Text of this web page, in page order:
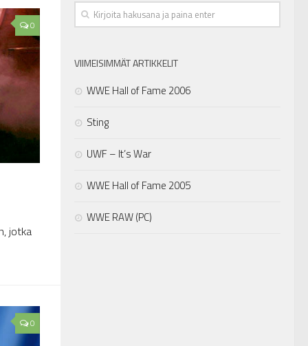
0
jotka
0
VIIMEISIMMÄT ARTIKKELIT
WWE Hall of Fame 2006
Sting
UWF – It’s War
WWE Hall of Fame 2005
WWE RAW (PC)